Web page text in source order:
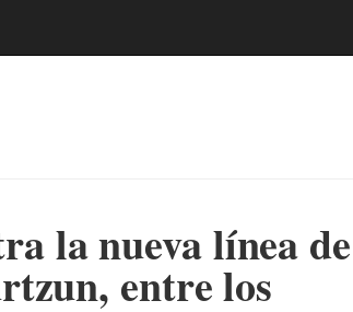
la nueva línea de
entre los